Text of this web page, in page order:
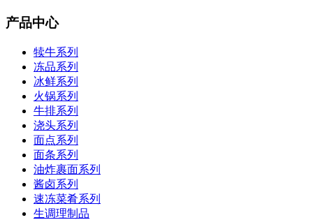
产品中心
犊牛系列
冻品系列
冰鲜系列
火锅系列
牛排系列
浇头系列
面点系列
面条系列
油炸裹面系列
酱卤系列
速冻菜肴系列
生调理制品